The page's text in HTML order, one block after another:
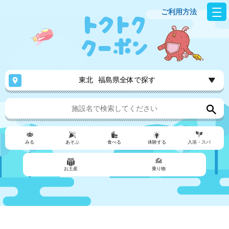
ご利用方法
東北 福島県全体で探す
みる あそぶ 食べる 体験する 入浴・スパ
お土産 乗り物